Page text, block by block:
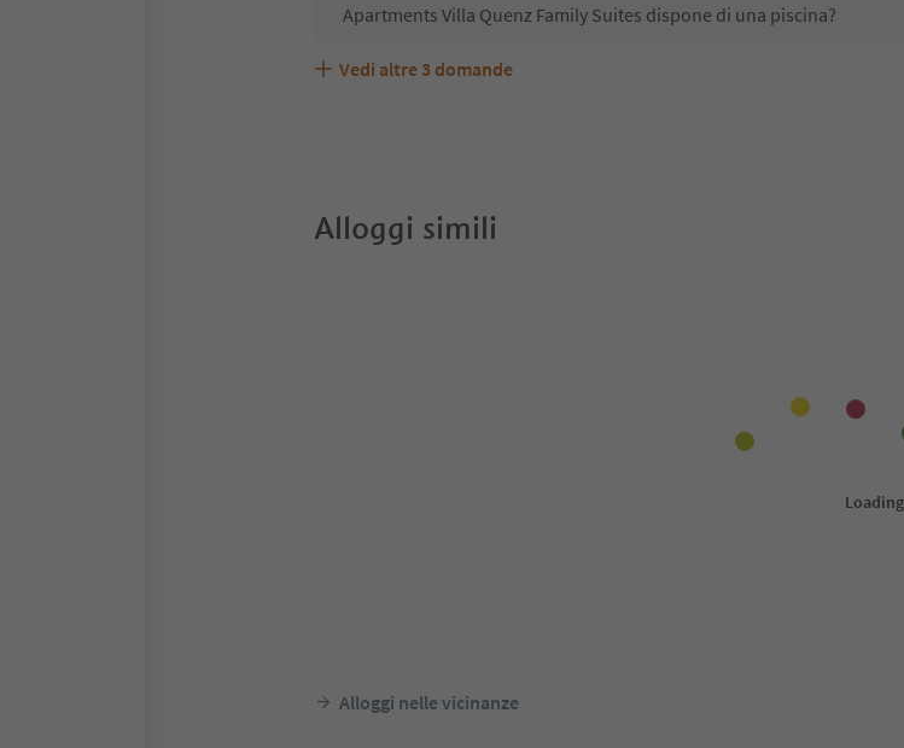
Apartments Villa Quenz Family Suites dispone di una piscina?
Apartments Villa Quenz Family Suites accetta animali domestici?
Quali servizi/attività sono disponibili presso Apartments Villa Quenz
Gli ospiti di Apartments Villa Quenz Family Suites ricevono l'Alto Adige
Vedi altre 3 domande
Alloggi simili
Alloggi nelle vicinanze